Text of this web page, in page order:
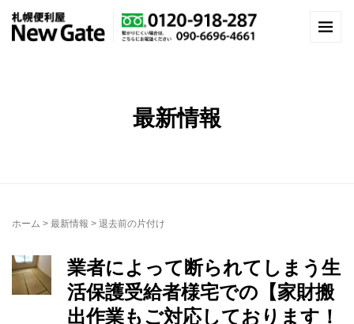
最新情報
ホーム > 最新情報 > 退去前の片付け
業者によって断られてしまう生
活保護受給者様宅での【家財搬
出作業もご対応しております！